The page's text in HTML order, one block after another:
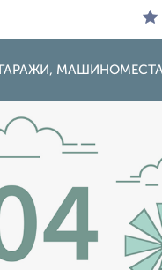
ГАРАЖИ,